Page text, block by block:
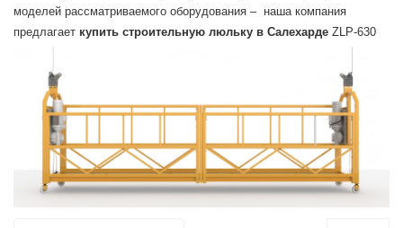
моделей рассматриваемого оборудования – наша компания
предлагает купить строительную люльку в Салехарде ZLP-630